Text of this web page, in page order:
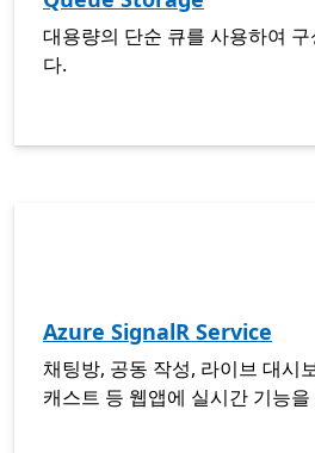
대용량의 단순 큐를 사용하여
다.
Azure SignalR Service
채팅방, 공동 작성, 라이브 대시
캐스트 등 웹앱에 실시간 기능